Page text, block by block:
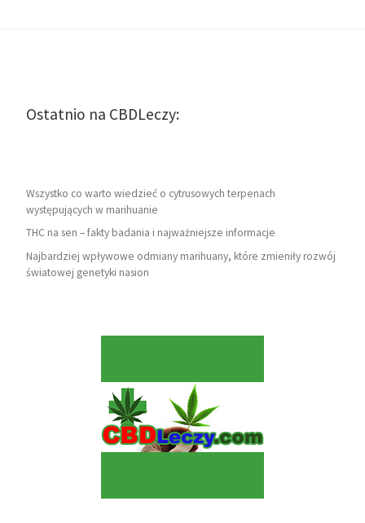
Ostatnio na CBDLeczy:
Wszystko co warto wiedzieć o cytrusowych terpenach
występujących w marihuanie
THC na sen – fakty badania i najważniejsze informacje
Najbardziej wpływowe odmiany marihuany, które zmieniły rozwój
światowej genetyki nasion